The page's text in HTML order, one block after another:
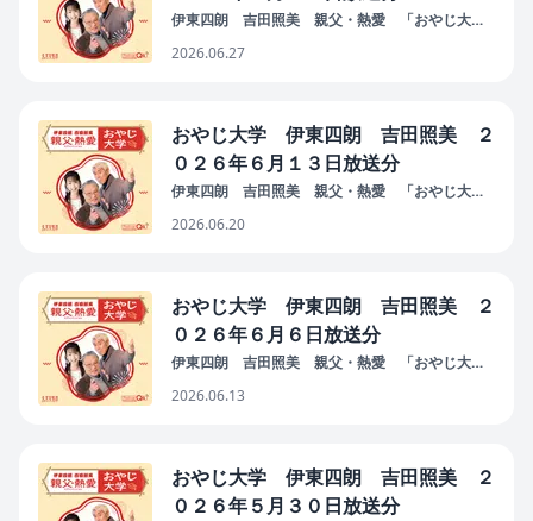
伊東四朗 吉田照美 親父・熱愛 「おやじ大
2026.06.27
おやじ大学 伊東四朗 吉田照美 ２
０２６年６月１３日放送分
伊東四朗 吉田照美 親父・熱愛 「おやじ大
2026.06.20
おやじ大学 伊東四朗 吉田照美 ２
０２６年６月６日放送分
伊東四朗 吉田照美 親父・熱愛 「おやじ大
2026.06.13
おやじ大学 伊東四朗 吉田照美 ２
０２６年５月３０日放送分